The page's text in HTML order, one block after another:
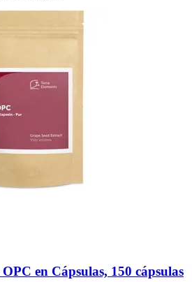
OPC en Cápsulas, 150 cápsulas